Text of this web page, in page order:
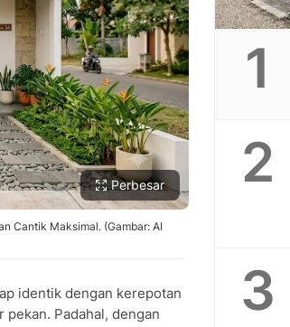
Perbesar
Cantik Maksimal. (Gambar: AI
identik dengan kerepotan
Padahal, dengan
1
2
3